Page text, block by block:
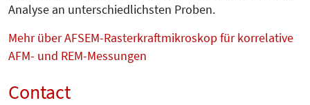
Analyse an unterschiedlichsten Proben.
Mehr über AFSEM-Rasterkraftmikroskop für korrelative
AFM- und REM-Messungen
Contact